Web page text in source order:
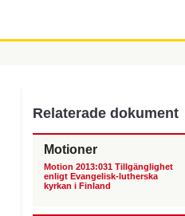
Relaterade dokument
Motioner
Motion 2013:031 Tillgänglighet
enligt Evangelisk-lutherska
kyrkan i Finland